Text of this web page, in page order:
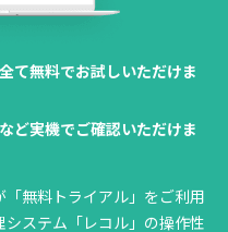
て無料でお試しいただけま
ど実機でご確認いただけま
無料トライアル」をご利用
ステム「レコル」の操作性